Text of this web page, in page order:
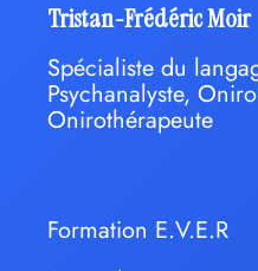
Tristan-Frédéric Moir
Spécialiste du
Psychanalyste,
Onirothérapeute
Formation E.V.E.R